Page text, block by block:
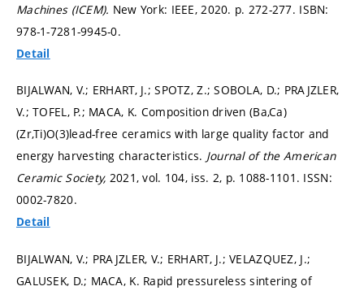
Machines (ICEM). New York: IEEE, 2020. p. 272-277. ISBN:
978-1-7281-9945-0.
Detail
BIJALWAN, V.; ERHART, J.; SPOTZ, Z.; SOBOLA, D.; PRAJZLER,
V.; TOFEL, P.; MACA, K. Composition driven (Ba,Ca)
(Zr,Ti)O(3)lead-free ceramics with large quality factor and
energy harvesting characteristics. Journal of the American
Ceramic Society, 2021, vol. 104, iss. 2, p. 1088-1101. ISSN:
0002-7820.
Detail
BIJALWAN, V.; PRAJZLER, V.; ERHART, J.; VELAZQUEZ, J.;
GALUSEK, D.; MACA, K. Rapid pressureless sintering of